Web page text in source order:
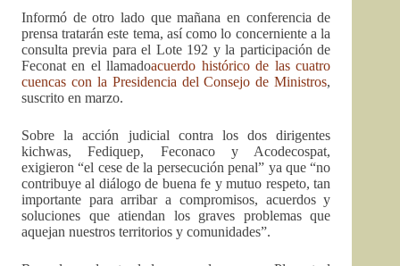
Informó de otro lado que mañana en conferencia de
prensa tratarán este tema, así como lo concerniente a la
consulta previa para el Lote 192 y la participación de
Feconat en el llamadoacuerdo histórico de las cuatro
cuencas con la Presidencia del Consejo de Ministros,
suscrito en marzo.
Sobre la acción judicial contra los dos dirigentes
kichwas, Fediquep, Feconaco y Acodecospat,
exigieron “el cese de la persecución penal” ya que “no
contribuye al diálogo de buena fe y mutuo respeto, tan
importante para arribar a compromisos, acuerdos y
soluciones que atiendan los graves problemas que
aquejan nuestros territorios y comunidades”.